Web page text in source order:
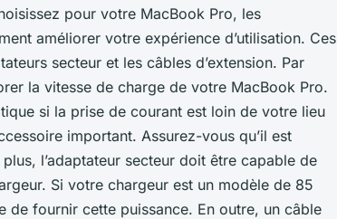
pour votre MacBook Pro, les
améliorer votre expérience d’utilisation. Ces
secteur et les câbles d’extension. Par
la vitesse de charge de votre MacBook Pro.
si la prise de courant est loin de votre lieu
important. Assurez-vous qu’il est
l’adaptateur secteur doit être capable de
Si votre chargeur est un modèle de 85
de fournir cette puissance. En outre, un câble